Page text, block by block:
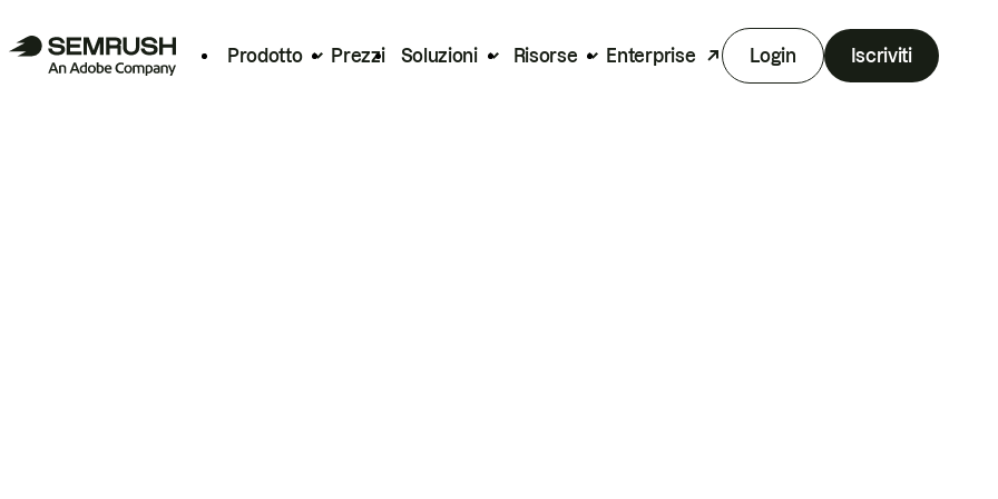
Prodotto Prezzi Soluzioni Risorse Enterprise Login Iscriviti